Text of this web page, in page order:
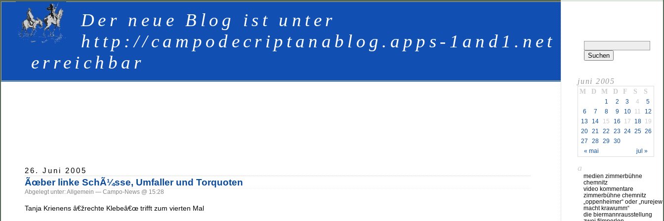
Der neue Blog ist unter
http://campodecriptanablog.apps-1and1.net
erreichbar
26. Juni 2005
Ãœber linke SchÃ¼sse, Umfaller und Torquoten
Abgelegt unter: Allgemein — Campo-News @ 15:28
Tanja Krienens â€žrechte Klebeâ€œ trifft zum vierten Mal
juni 2005
M D M D F S S
« mai jul »
1 2 3 4
5
6
7 8 9 10 11
12
13
14 15 16 17 18
19
20 21 22 23 24 25 26
27
28 29 30
a
medien zimmerbühne
chemnitz
video kommentare
zimmerbühne chemnitz
„oppenheimer“ oder „nurejew
macht krawumm“
die biermannrausstellung